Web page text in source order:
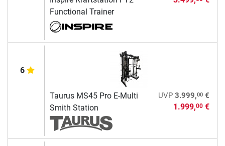
Functional Trainer
6
Taurus MS45 Pro E-Multi
Smith Station
UVP 3.999,00€
1.999,00€